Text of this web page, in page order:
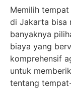
Memilih tempat
di Jakarta bisa
banyaknya
biaya yang
komprehensif
untuk
tentang